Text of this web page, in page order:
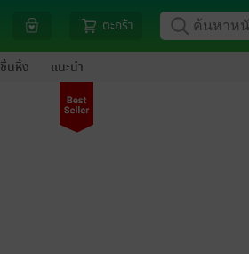
ตะกร้า
นหิ้ง แนะนำ